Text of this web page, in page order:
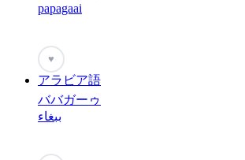
papagaai
♥
アラビア語
ババガーゥ
ببغاء